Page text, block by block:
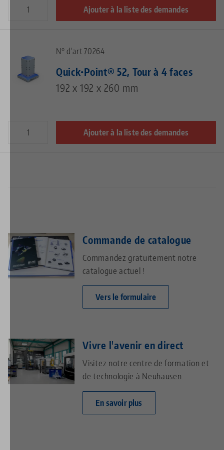
Ajouter à la liste des demandes
N° d'art 70264
Quick•Point® 52, Tour à 4 faces
192 x 192 x 260 mm
Ajouter à la liste des demandes
Commande de catalogue
Commandez gratuitement notre
catalogue actuel !
Vers le formulaire
Vivre l'avenir en direct
Visitez notre centre de formation et
de technologie à Neuhausen.
En savoir plus